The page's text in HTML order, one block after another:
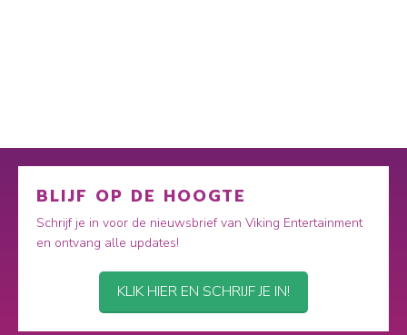
BLIJF OP DE HOOGTE
Schrijf je in voor de nieuwsbrief van Viking Entertainment
en ontvang alle updates!
KLIK HIER EN SCHRIJF JE IN!